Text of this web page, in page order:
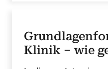
Klinik – wie
Spagat?